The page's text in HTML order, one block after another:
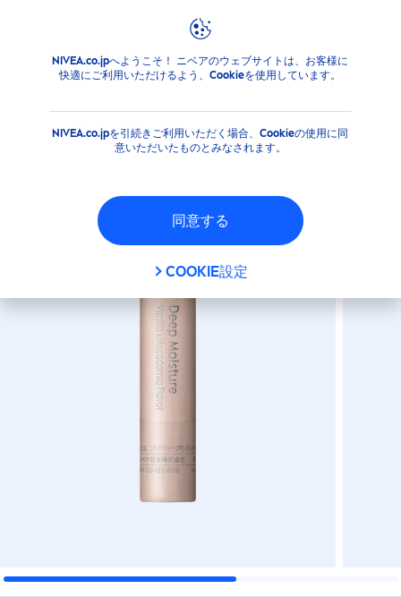
NIVEA.co.jpへようこそ！ ニベアのウェブサイトは、お客様に
快適にご利用いただけるよう、Cookieを使用しています。
NIVEA.co.jpを引続きご利用いただく場合、Cookieの使用に同
意いただいたものとみなされます。
同意する
COOKIE設定
商品 フェイス リップケア リップケアスティック
ニベア ディープモイスチャー
リップ バニラ＆マカダミアの
香り